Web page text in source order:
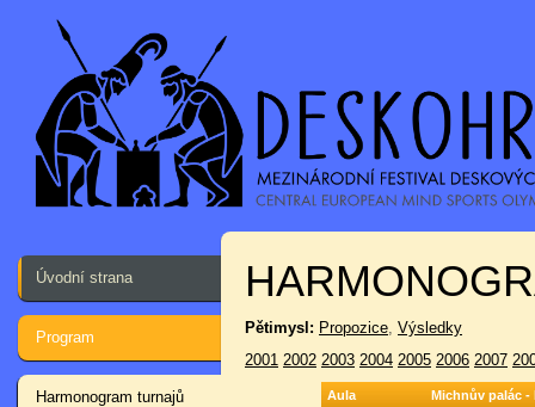
Úvodní strana
Program
Harmonogram turnajů
Pětimysl: Propozice, Výsledky
2001 2002 2003 2004 2005 2006 2007
Aula Michnův palác -